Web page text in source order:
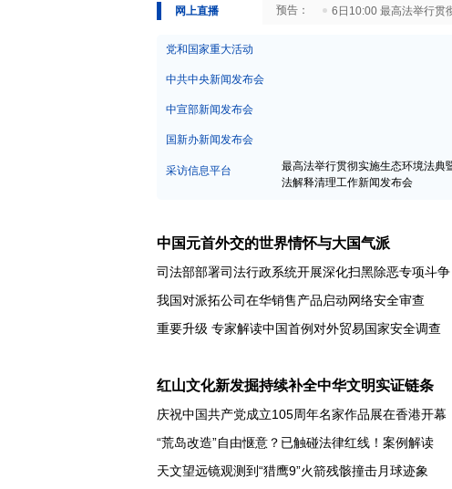
网上直播
29日10:00 国务院台湾事务办公室7月29日举行新闻发布会 6日10:00 最高法举行贯
党和国家重大活动
中共中央新闻发布会
中宣部新闻发布会
国新办新闻发布会
采访信息平台
最高法举行贯彻实施生态环境法典
法解释清理工作新闻发布会
中国元首外交的世界情怀与大国气派
司法部部署司法行政系统开展深化扫黑除恶专项斗争
我国对派拓公司在华销售产品启动网络安全审查
重要升级 专家解读中国首例对外贸易国家安全调查
红山文化新发掘持续补全中华文明实证链条
庆祝中国共产党成立105周年名家作品展在香港开幕
“荒岛改造”自由惬意？已触碰法律红线！案例解读